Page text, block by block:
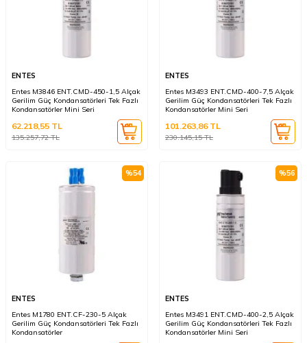
ENTES
Entes M3846 ENT.CMD-450-1,5 Alçak
Gerilim Güç Kondansatörleri Tek Fazlı
Kondansatörler Mini Seri
135.257,72TL
62.218,55 TL
ENTES
Entes M3493 ENT.CMD-400-7,5 Alçak
Gerilim Güç Kondansatörleri Tek Fazlı
Kondansatörler Mini Seri
230.145,15TL
101.263,86TL
%54
ENTES
Entes M1780 ENT.CF-230-5 Alçak
Gerilim Güç Kondansatörleri Tek Fazlı
Kondansatörler
%56
ENTES
Entes M3491 ENT.CMD-400-2,5 Alçak
Gerilim Güç Kondansatörleri Tek Fazlı
Kondansatörler Mini Seri